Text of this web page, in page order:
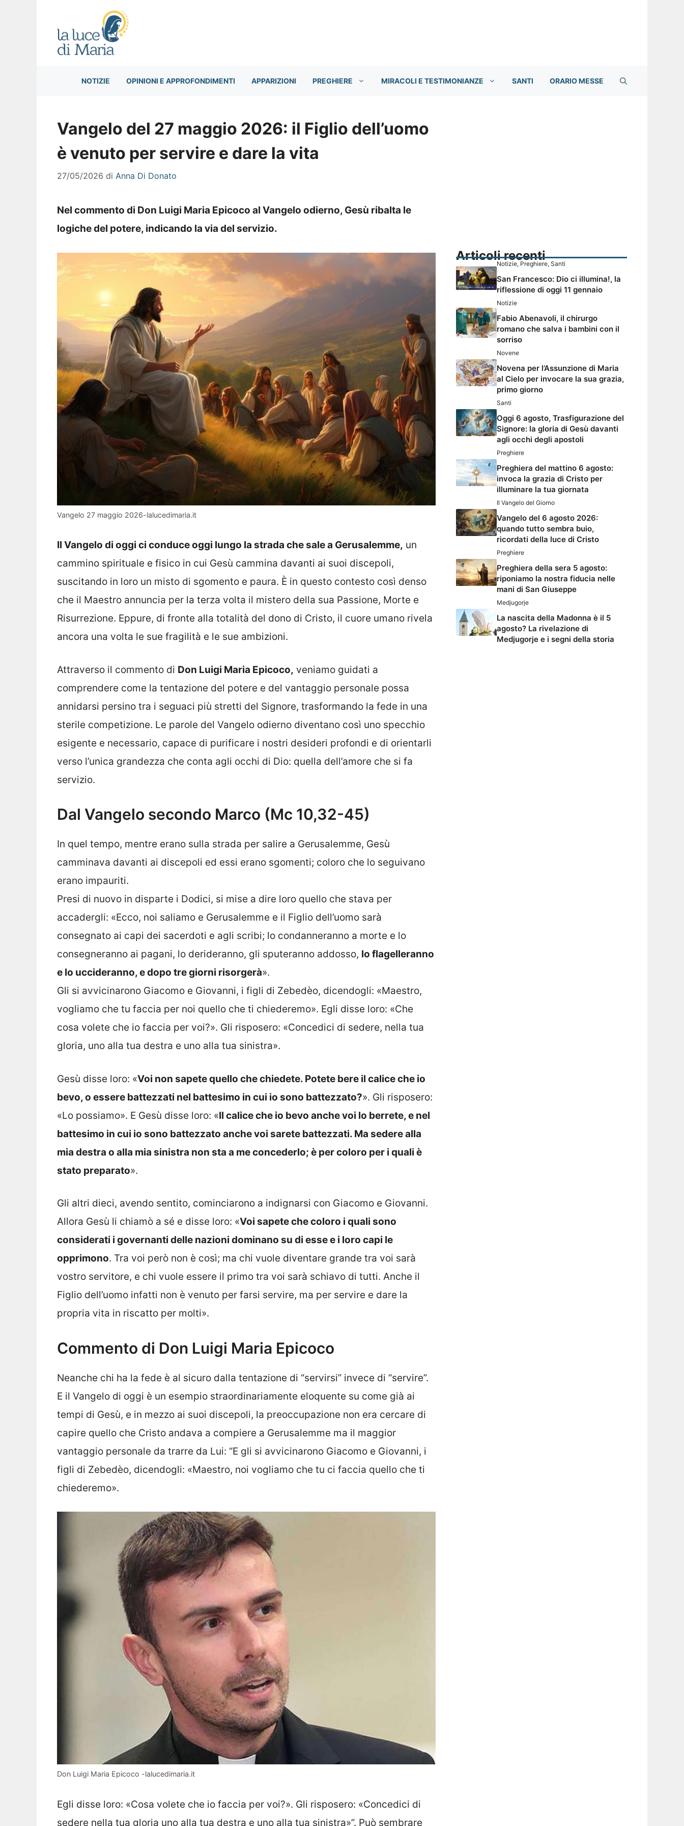
NOTIZIE OPINIONI E APPROFONDIMENTI APPARIZIONI PREGHIERE MIRACOLI E TESTIMONIANZE SANTI ORARIO MESSE
Vangelo del 27 maggio 2026: il Figlio dell’uomo
è venuto per servire e dare la vita
27/05/2026 di Anna Di Donato
Nel commento di Don Luigi Maria Epicoco al Vangelo odierno, Gesù ribalta le
logiche del potere, indicando la via del servizio.
Vangelo 27 maggio 2026-lalucedimaria.it
Il Vangelo di oggi ci conduce oggi lungo la strada che sale a Gerusalemme, un
cammino spirituale e fisico in cui Gesù cammina davanti ai suoi discepoli,
suscitando in loro un misto di sgomento e paura. È in questo contesto così denso
che il Maestro annuncia per la terza volta il mistero della sua Passione, Morte e
Risurrezione. Eppure, di fronte alla totalità del dono di Cristo, il cuore umano rivela
ancora una volta le sue fragilità e le sue ambizioni.
Attraverso il commento di Don Luigi Maria Epicoco, veniamo guidati a
comprendere come la tentazione del potere e del vantaggio personale possa
annidarsi persino tra i seguaci più stretti del Signore, trasformando la fede in una
sterile competizione. Le parole del Vangelo odierno diventano così uno specchio
esigente e necessario, capace di purificare i nostri desideri profondi e di orientarli
verso l’unica grandezza che conta agli occhi di Dio: quella dell’amore che si fa
servizio.
Dal Vangelo secondo Marco (Mc 10,32-45)
In quel tempo, mentre erano sulla strada per salire a Gerusalemme, Gesù
camminava davanti ai discepoli ed essi erano sgomenti; coloro che lo seguivano
erano impauriti.
Presi di nuovo in disparte i Dodici, si mise a dire loro quello che stava per
accadergli: «Ecco, noi saliamo e Gerusalemme e il Figlio dell’uomo sarà
consegnato ai capi dei sacerdoti e agli scribi; lo condanneranno a morte e lo
consegneranno ai pagani, lo derideranno, gli sputeranno addosso, lo flagelleranno
e lo uccideranno, e dopo tre giorni risorgerà».
Gli si avvicinarono Giacomo e Giovanni, i figli di Zebedèo, dicendogli: «Maestro,
vogliamo che tu faccia per noi quello che ti chiederemo». Egli disse loro: «Che
cosa volete che io faccia per voi?». Gli risposero: «Concedici di sedere, nella tua
gloria, uno alla tua destra e uno alla tua sinistra».
Gesù disse loro: «Voi non sapete quello che chiedete. Potete bere il calice che io
bevo, o essere battezzati nel battesimo in cui io sono battezzato?». Gli risposero:
«Lo possiamo». E Gesù disse loro: «Il calice che io bevo anche voi lo berrete, e nel
battesimo in cui io sono battezzato anche voi sarete battezzati. Ma sedere alla
mia destra o alla mia sinistra non sta a me concederlo; è per coloro per i quali è
stato preparato».
Gli altri dieci, avendo sentito, cominciarono a indignarsi con Giacomo e Giovanni.
Allora Gesù li chiamò a sé e disse loro: «Voi sapete che coloro i quali sono
considerati i governanti delle nazioni dominano su di esse e i loro capi le
opprimono. Tra voi però non è così; ma chi vuole diventare grande tra voi sarà
vostro servitore, e chi vuole essere il primo tra voi sarà schiavo di tutti. Anche il
Figlio dell’uomo infatti non è venuto per farsi servire, ma per servire e dare la
propria vita in riscatto per molti».
Commento di Don Luigi Maria Epicoco
Neanche chi ha la fede è al sicuro dalla tentazione di “servirsi” invece di “servire”.
E il Vangelo di oggi è un esempio straordinariamente eloquente su come già ai
tempi di Gesù, e in mezzo ai suoi discepoli, la preoccupazione non era cercare di
capire quello che Cristo andava a compiere a Gerusalemme ma il maggior
vantaggio personale da trarre da Lui: “E gli si avvicinarono Giacomo e Giovanni, i
figli di Zebedèo, dicendogli: «Maestro, noi vogliamo che tu ci faccia quello che ti
chiederemo».
Don Luigi Maria Epicoco -lalucedimaria.it
Egli disse loro: «Cosa volete che io faccia per voi?». Gli risposero: «Concedici di
sedere nella tua gloria uno alla tua destra e uno alla tua sinistra»”. Può sembrare
Articoli recenti
Notizie, Preghiere, Santi
San Francesco: Dio ci illumina!, la
riflessione di oggi 11 gennaio
Notizie
Fabio Abenavoli, il chirurgo
romano che salva i bambini con il
sorriso
Novene
Novena per l’Assunzione di Maria
al Cielo per invocare la sua grazia,
primo giorno
Santi
Oggi 6 agosto, Trasfigurazione del
Signore: la gloria di Gesù davanti
agli occhi degli apostoli
Preghiere
Preghiera del mattino 6 agosto:
invoca la grazia di Cristo per
illuminare la tua giornata
Il Vangelo del Giorno
Vangelo del 6 agosto 2026:
quando tutto sembra buio,
ricordati della luce di Cristo
Preghiere
Preghiera della sera 5 agosto:
riponiamo la nostra fiducia nelle
mani di San Giuseppe
Medjugorje
La nascita della Madonna è il 5
agosto? La rivelazione di
Medjugorje e i segni della storia